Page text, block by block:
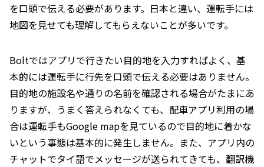
を口頭で伝える必要があります。日本と違い、運転手には
地図を見せても理解してもらえないことが多いです。
Boltではアプリで行きたい目的地を入力すればよく、基
本的には運転手に行先を口頭で伝える必要はありません。
目的地の施設名や通りの名前を確認される場合がたまにあ
りますが、うまく答えられなくても、配車アプリ利用の場
合は運転手もGoogle mapを見ているので目的地に着かな
いという事態は基本的に発生しません。また、アプリ内の
チャットでタイ語でメッセージが送られてきても、翻訳機